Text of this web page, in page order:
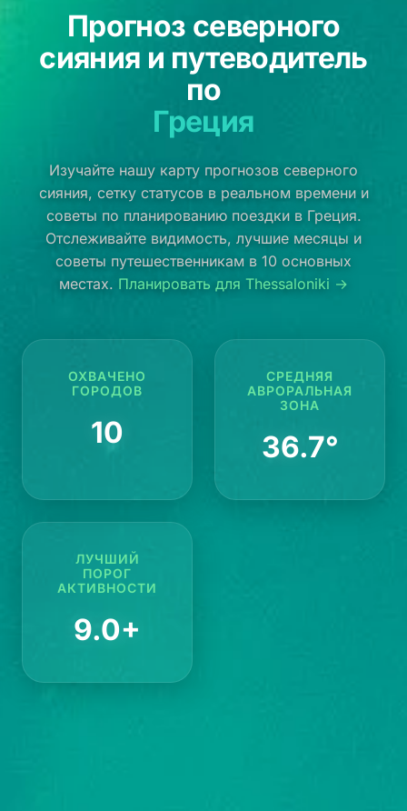
Прогноз северного
сияния и путеводитель
по
Греция
Изучайте нашу карту прогнозов северного
сияния, сетку статусов в реальном времени и
советы по планированию поездки в Греция.
Отслеживайте видимость, лучшие месяцы и
советы путешественникам в 10 основных
местах. Планировать для Thessaloniki →
ОХВАЧЕНО
ГОРОДОВ
10
СРЕДНЯЯ
АВРОРАЛЬНАЯ
ЗОНА
36.7°
ЛУЧШИЙ
ПОРОГ
АКТИВНОСТИ
9.0+